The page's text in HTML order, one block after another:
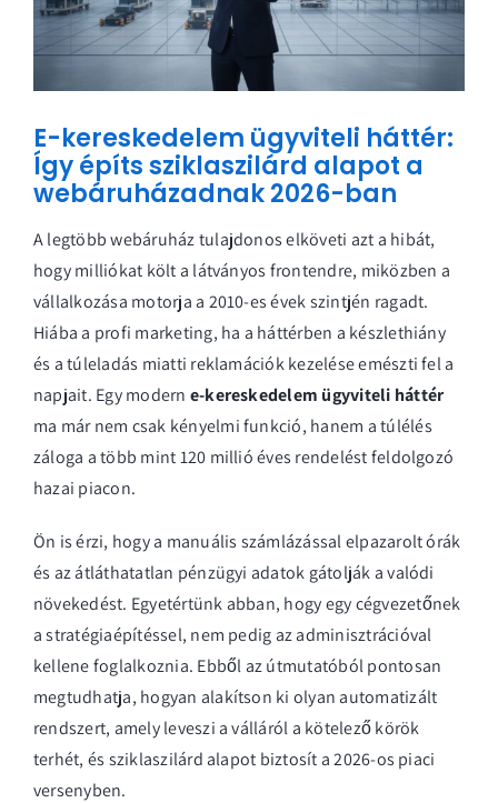
E-kereskedelem ügyviteli háttér:
Így építs sziklaszilárd alapot a
webáruházadnak 2026-ban
A legtöbb webáruház tulajdonos elköveti azt a hibát,
hogy milliókat költ a látványos frontendre, miközben a
vállalkozása motorja a 2010-es évek szintjén ragadt.
Hiába a profi marketing, ha a háttérben a készlethiány
és a túleladás miatti reklamációk kezelése emészti fel a
napjait. Egy modern e-kereskedelem ügyviteli háttér
ma már nem csak kényelmi funkció, hanem a túlélés
záloga a több mint 120 millió éves rendelést feldolgozó
hazai piacon.
Ön is érzi, hogy a manuális számlázással elpazarolt órák
és az átláthatatlan pénzügyi adatok gátolják a valódi
növekedést. Egyetértünk abban, hogy egy cégvezetőnek
a stratégiaépítéssel, nem pedig az adminisztrációval
kellene foglalkoznia. Ebből az útmutatóból pontosan
megtudhatja, hogyan alakítson ki olyan automatizált
rendszert, amely leveszi a válláról a kötelező körök
terhét, és sziklaszilárd alapot biztosít a 2026-os piaci
versenyben.